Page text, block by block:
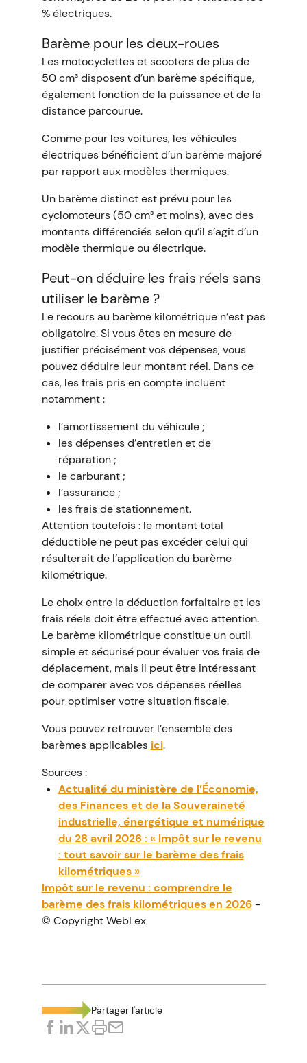
% électriques.
Barème pour les deux-roues
Les motocyclettes et scooters de plus de
50 cm³ disposent d’un barème spécifique,
également fonction de la puissance et de la
distance parcourue.
Comme pour les voitures, les véhicules
électriques bénéficient d’un barème majoré
par rapport aux modèles thermiques.
Un barème distinct est prévu pour les
cyclomoteurs (50 cm³ et moins), avec des
montants différenciés selon qu’il s’agit d’un
modèle thermique ou électrique.
Peut-on déduire les frais réels sans
utiliser le barème ?
Le recours au barème kilométrique n’est pas
obligatoire. Si vous êtes en mesure de
justifier précisément vos dépenses, vous
pouvez déduire leur montant réel. Dans ce
cas, les frais pris en compte incluent
notamment :
l’amortissement du véhicule ;
les dépenses d’entretien et de
réparation ;
le carburant ;
l’assurance ;
les frais de stationnement.
Attention toutefois : le montant total
déductible ne peut pas excéder celui qui
résulterait de l’application du barème
kilométrique.
Le choix entre la déduction forfaitaire et les
frais réels doit être effectué avec attention.
Le barème kilométrique constitue un outil
simple et sécurisé pour évaluer vos frais de
déplacement, mais il peut être intéressant
de comparer avec vos dépenses réelles
pour optimiser votre situation fiscale.
Vous pouvez retrouver l’ensemble des
barèmes applicables ici.
Sources :
Actualité du ministère de l’Économie,
des Finances et de la Souveraineté
industrielle, énergétique et numérique
du 28 avril 2026 : « Impôt sur le revenu
: tout savoir sur le barème des frais
kilométriques »
Impôt sur le revenu : comprendre le
barème des frais kilométriques en 2026-
© Copyright WebLex
Partager l'article